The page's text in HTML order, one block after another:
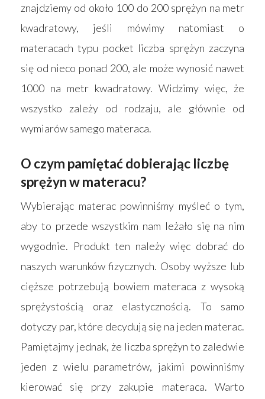
znajdziemy od około 100 do 200 sprężyn na metr
kwadratowy, jeśli mówimy natomiast o
materacach typu pocket liczba sprężyn zaczyna
się od nieco ponad 200, ale może wynosić nawet
1000 na metr kwadratowy. Widzimy więc, że
wszystko zależy od rodzaju, ale głównie od
wymiarów samego materaca.
O czym pamiętać dobierając liczbę
sprężyn w materacu?
Wybierając materac powinniśmy myśleć o tym,
aby to przede wszystkim nam leżało się na nim
wygodnie. Produkt ten należy więc dobrać do
naszych warunków fizycznych. Osoby wyższe lub
cięższe potrzebują bowiem materaca z wysoką
sprężystością oraz elastycznością. To samo
dotyczy par, które decydują się na jeden materac.
Pamiętajmy jednak, że liczba sprężyn to zaledwie
jeden z wielu parametrów, jakimi powinniśmy
kierować się przy zakupie materaca. Warto